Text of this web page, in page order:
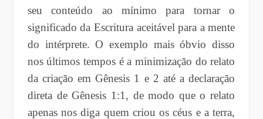
seu conteúdo ao mínimo para tornar o
significado da Escritura aceitável para a mente
do intérprete. O exemplo mais óbvio disso
nos últimos tempos é a minimização do relato
da criação em Gênesis 1 e 2 até a declaração
direta de Gênesis 1:1, de modo que o relato
apenas nos diga quem criou os céus e a terra,